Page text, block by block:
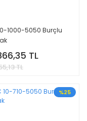
1000-5050 Burçlu
TL
TL
%25